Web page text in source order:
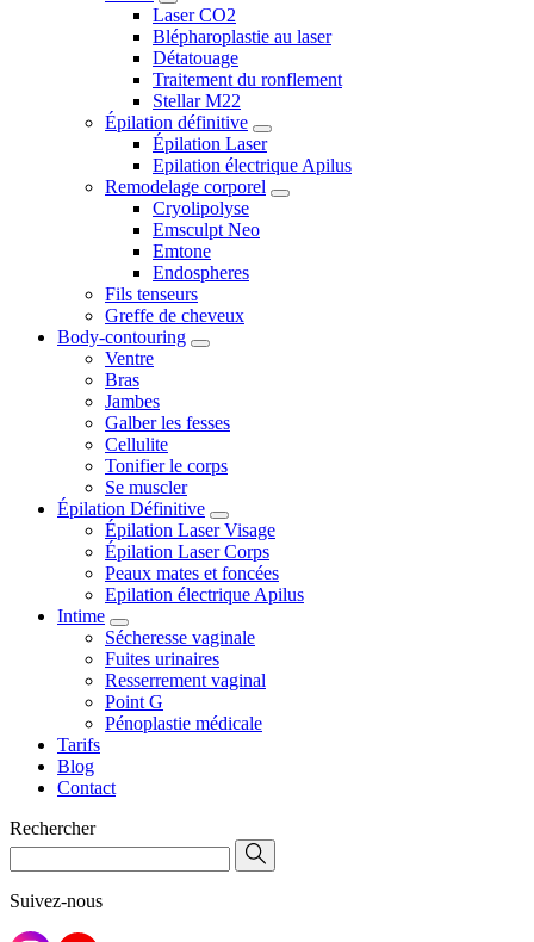
Laser CO2
Blépharoplastie au laser
Détatouage
Traitement du ronflement
Stellar M22
Épilation définitive
Épilation Laser
Epilation électrique Apilus
Remodelage corporel
Cryolipolyse
Emsculpt Neo
Emtone
Endospheres
Fils tenseurs
Greffe de cheveux
Body-contouring
Ventre
Bras
Jambes
Galber les fesses
Cellulite
Tonifier le corps
Se muscler
Épilation Définitive
Épilation Laser Visage
Épilation Laser Corps
Peaux mates et foncées
Epilation électrique Apilus
Intime
Sécheresse vaginale
Fuites urinaires
Resserrement vaginal
Point G
Pénoplastie médicale
Tarifs
Blog
Contact
Rechercher
Suivez-nous